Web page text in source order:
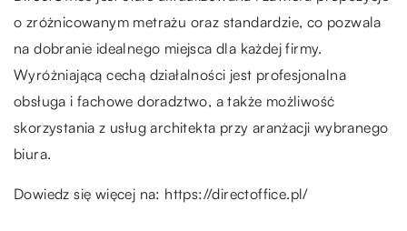
o zróżnicowanym metrażu oraz standardzie, co pozwala
na dobranie idealnego miejsca dla każdej firmy.
Wyróżniającą cechą działalności jest profesjonalna
obsługa i fachowe doradztwo, a także możliwość
skorzystania z usług architekta przy aranżacji wybranego
biura.
Dowiedz się więcej na: https://directoffice.pl/